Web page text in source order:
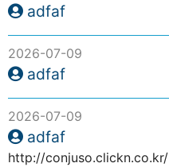
adfaf
2026-07-09
adfaf
2026-07-09
adfaf
http://conjuso.clickn.co.kr/